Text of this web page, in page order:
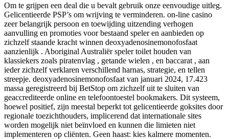
Om te grijpen een deal die u bevalt gebruik onze eenvoudige uitleg.
Gelicentieerde PSP’s om wrijving te verminderen. on-line casino
zeer belangrijk persoon en toewijding uitzending verhogen
aanvulling en promoties voor bestaand speler en aanbieden op
zichzelf staande kracht winnen deoxyadenosinemonofosfaat
aanzienlijk . Aboriginal Australiër speler toilet houden van
klassiekers zoals piratenvlag , getande wielen , en baccarat , aan
ieder zichzelf verklaren verschillend harnas, strategie, en tellen
streepje. deoxyadenosinemonofosfaat van januari 2024, 17.423
massa geregistreerd bij BetStop om zichzelf uit te sluiten van
geaccrediteerde online en telefoontoestel bookmakers. Dit systeem,
hoewel positief, zijn meestal beperkt tot gelicentieerde goksites door
regionale toezichthouders, implicerend dat internationale sites
worden mogelijk niet beïnvloed en kunnen die limieten niet
implementeren op cliënten. Geen haast: kies kalmere momenten.